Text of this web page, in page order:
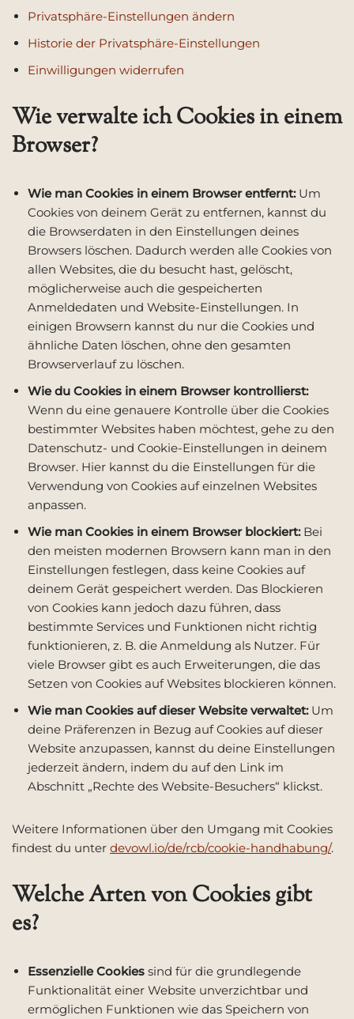
Privatsphäre-Einstellungen ändern
Historie der Privatsphäre-Einstellungen
Einwilligungen widerrufen
Wie verwalte ich Cookies in einem
Browser?
Wie man Cookies in einem Browser entfernt:Um
Cookies von deinem Gerät zu entfernen, kannst du
die Browserdaten in den Einstellungen deines
Browsers löschen. Dadurch werden alle Cookies von
allen Websites, die du besucht hast, gelöscht,
möglicherweise auch die gespeicherten
Anmeldedaten und Website-Einstellungen. In
einigen Browsern kannst du nur die Cookies und
ähnliche Daten löschen, ohne den gesamten
Browserverlauf zu löschen.
Wie du Cookies in einem Browser kontrollierst:
Wenn du eine genauere Kontrolle über die Cookies
bestimmter Websites haben möchtest, gehe zu den
Datenschutz- und Cookie-Einstellungen in deinem
Browser. Hier kannst du die Einstellungen für die
Verwendung von Cookies auf einzelnen Websites
anpassen.
Wie man Cookies in einem Browser blockiert:Bei
den meisten modernen Browsern kann man in den
Einstellungen festlegen, dass keine Cookies auf
deinem Gerät gespeichert werden. Das Blockieren
von Cookies kann jedoch dazu führen, dass
bestimmte Services und Funktionen nicht richtig
funktionieren, z. B. die Anmeldung als Nutzer. Für
viele Browser gibt es auch Erweiterungen, die das
Setzen von Cookies auf Websites blockieren können.
Wie man Cookies auf dieser Website verwaltet:Um
deine Präferenzen in Bezug auf Cookies auf dieser
Website anzupassen, kannst du deine Einstellungen
jederzeit ändern, indem du auf den Link im
Abschnitt „Rechte des Website-Besuchers“ klickst.
Weitere Informationen über den Umgang mit Cookies
findest du unter devowl.io/de/rcb/cookie-handhabung/.
Welche Arten von Cookies gibt
es?
Essenzielle Cookies sind für die grundlegende
Funktionalität einer Website unverzichtbar und
ermöglichen Funktionen wie das Speichern von